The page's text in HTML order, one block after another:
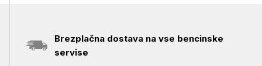
Brezplačna dostava na vse bencinske
servise